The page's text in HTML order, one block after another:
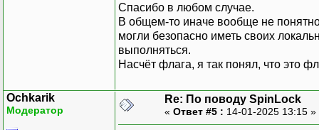
Спасибо в любом случае.
В общем-то иначе вообще не
могли безопасно иметь своих
выполняться.
Насчёт флага, я так понял, что это
Ochkarik
Модератор
Re: По поводу SpinLock
« Ответ #5 : 14-01-2025 13:15 »